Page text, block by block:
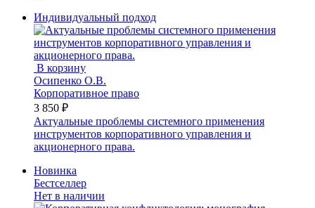
Индивидуальный подход
В корзину
Осипенко О.В.
Корпоративное право
3 850 ₽
Актуальные проблемы системного применения
инструментов корпоративного управления и
акционерного права.
Новинка
Бестселлер
Нет в наличии